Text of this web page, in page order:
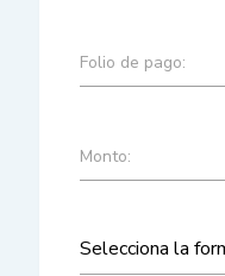
Folio de pago:
Monto: